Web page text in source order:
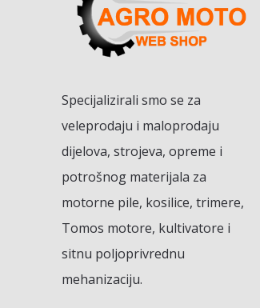
Specijalizirali smo se za
veleprodaju i maloprodaju
dijelova, strojeva, opreme i
potrošnog materijala za
motorne pile, kosilice, trimere,
Tomos motore, kultivatore i
sitnu poljoprivrednu
mehanizaciju.